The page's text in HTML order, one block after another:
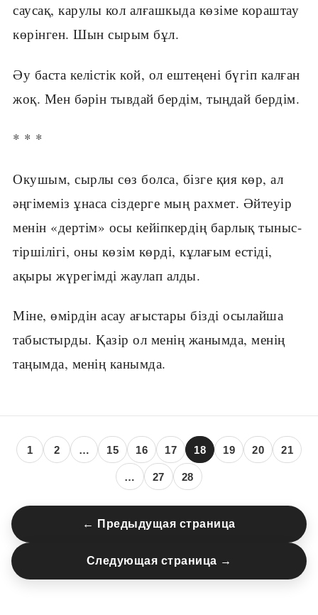
саусақ, карулы кол алғашкыда көзіме кораштау
көрінген. Шын сырым бұл.
Әу баста келістік кой, ол ештеңені бүгіп калған
жоқ. Мен бәрін тывдай бердім, тыңдай бердім.
* * *
Окушым, сырлы сөз болса, бізге қия көр, ал
әңгімеміз ұнаса сіздерге мың рахмет. Әйтеуір
менін «дертім» осы кейіпкердің барлық тыныс-
тіршілігі, оны көзім көрді, кұлағым естіді,
ақыры жүрегімді жаулап алды.
Міне, өмірдін асау ағыстары бізді осылайша
табыстырды. Қазір ол менің жанымда, менің
таңымда, менің канымда.
1 2 … 15 16 17 18 19 20 21
… 27 28
← Предыдущая страница
Следующая страница →